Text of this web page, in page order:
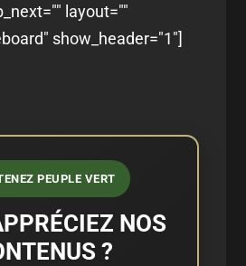
layout=""
show_header="1"]
PEUPLE VERT
NOS
?